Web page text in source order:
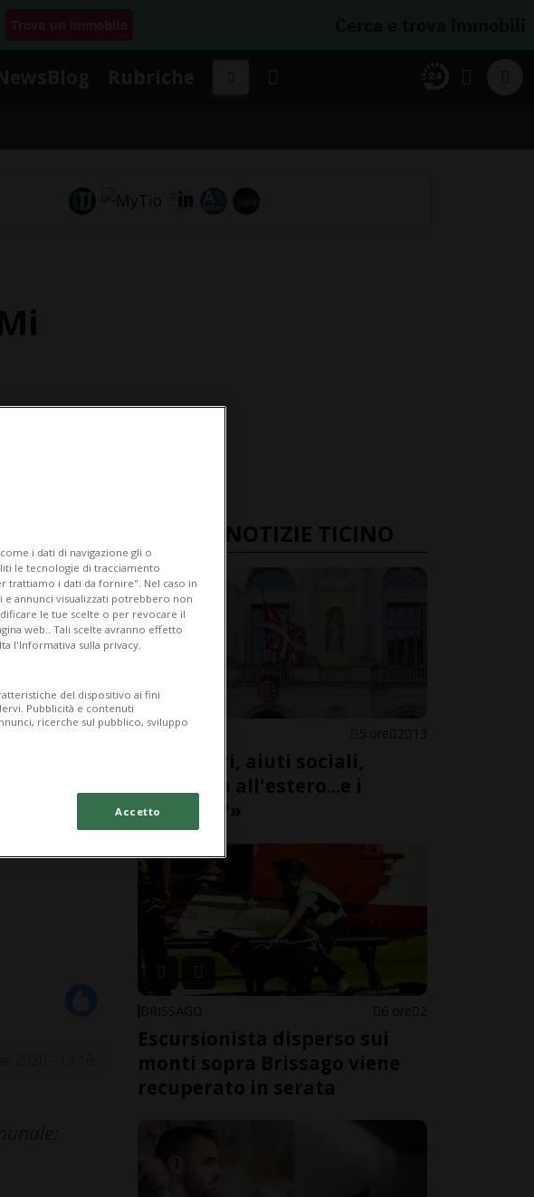
ULTIME NOTIZIE TICINO
LUGANO 5 ore 2 13
«Stranieri, aiuti sociali,
proprietà all'estero...e i
controlli?»
BRISSAGO 6 ore 2
Escursionista disperso sui
monti sopra Brissago viene
recuperato in serata
i dati di navigazione gli o
le tecnologie di tracciamento
trattiamo i dati da fornire". Nel caso in
e annunci visualizzati potrebbero non
le tue scelte o per revocare il
web.. Tali scelte avranno effetto
l'Informativa sulla privacy.
del dispositivo ai fini
Pubblicità e contenuti
ricerche sul pubblico, sviluppo
Accetto